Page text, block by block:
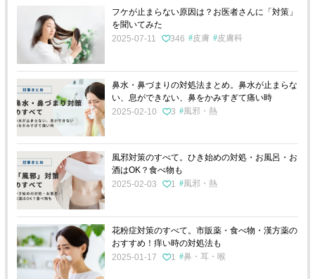
フケが止まらない原因は？お医者さんに「対策」
を聞いてみた
2025-07-11
346 皮膚 皮膚科
鼻水・鼻づまりの対処法まとめ。鼻水が止まらな
い、息ができない、鼻をかみすぎて痛い時
2025-02-10
3 風邪・熱
風邪対策のすべて。ひき始めの対処・お風呂・お
酒はOK？食べ物も
2025-02-03
1 風邪・熱
花粉症対策のすべて。市販薬・食べ物・漢方薬の
おすすめ！痒い時の対処法も
2025-01-17
1 鼻・耳・喉